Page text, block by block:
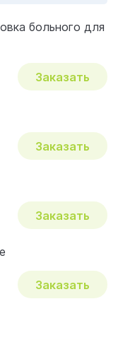
больного для
Заказать
Заказать
Заказать
Заказать